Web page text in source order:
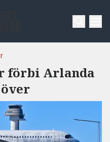
förbi Arlanda